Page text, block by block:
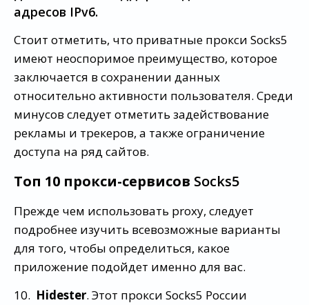
адресов IPv6.
Стоит отметить, что приватные прокси Socks5
имеют неоспоримое преимущество, которое
заключается в сохранении данных
относительно активности пользователя. Среди
минусов следует отметить задействование
рекламы и трекеров, а также ограничение
доступа на ряд сайтов.
Топ 10 прокси-сервисов Socks5
Прежде чем использовать proxy, следует
подробнее изучить всевозможные варианты
для того, чтобы определиться, какое
приложение подойдет именно для вас.
10. Hidester. Этот прокси Socks5 России